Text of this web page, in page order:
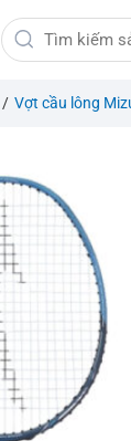
Tìm
kiếm:
/ Vợt cầu lông